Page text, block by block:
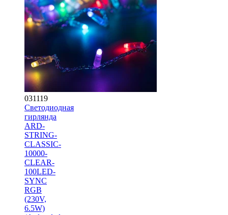
031119
Светодиодная
гирлянда
ARD-
STRING-
CLASSIC-
10000-
CLEAR-
100LED-
SYNC
RGB
(230V,
6.5W)